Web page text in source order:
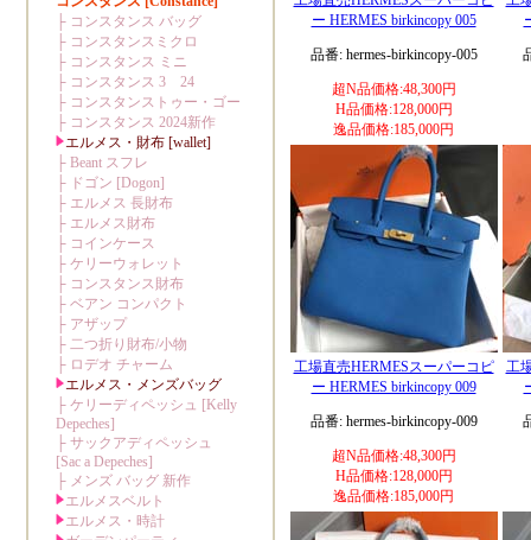
ー HERMES birkincopy 005
品番: hermes-birkincopy-005
超N品価格:48,300円
H品価格:128,000円
逸品価格:185,000円
工場直売HERMESスーパーコピ
ー HERMES birkincopy 009
品番: hermes-birkincopy-009
超N品価格:48,300円
H品価格:128,000円
逸品価格:185,000円
工